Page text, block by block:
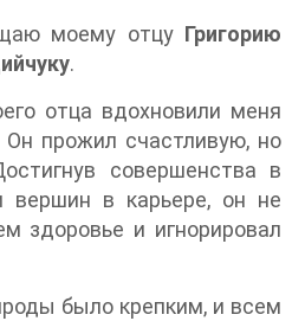
моему отцу Григорию
.
отца вдохновили меня
Он прожил счастливую, но
совершенства в
вершин в карьере, он не
здоровье и игнорировал
было крепким, и всем